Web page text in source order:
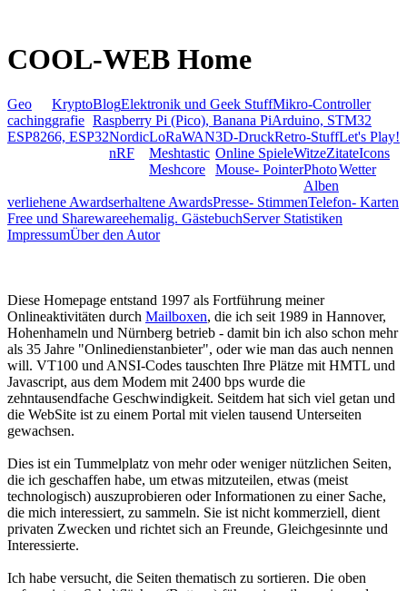
COOL-WEB Home
Geo
caching
Krypto
grafie
BlogElektronik und Geek StuffMikro-Controller
Raspberry Pi (Pico), Banana PiArduino, STM32
ESP8266, ESP32Nordic
nRF
LoRaWAN
Meshtastic
Meshcore
3D-DruckRetro-StuffLet's Play!
Online SpieleWitzeZitateIcons
Mouse- PointerPhoto
Alben
Wetter
verliehene Awardserhaltene AwardsPresse- StimmenTelefon- Karten
Free und Sharewareehemalig. GästebuchServer Statistiken
ImpressumÜber den Autor
Diese Homepage entstand 1997 als Fortführung meiner
Onlineaktivitäten durch Mailboxen, die ich seit 1989 in Hannover,
Hohenhameln und Nürnberg betrieb - damit bin ich also schon mehr
als 35 Jahre "Onlinedienstanbieter", oder wie man das auch nennen
will. VT100 und ANSI-Codes tauschten Ihre Plätze mit HMTL und
Javascript, aus dem Modem mit 2400 bps wurde die
zehntausendfache Geschwindigkeit. Seitdem hat sich viel getan und
die WebSite ist zu einem Portal mit vielen tausend Unterseiten
gewachsen.
Dies ist ein Tummelplatz von mehr oder weniger nützlichen Seiten,
die ich geschaffen habe, um etwas mitzuteilen, etwas (meist
technologisch) auszuprobieren oder Informationen zu einer Sache,
die mich interessiert, zu sammeln. Sie ist nicht kommerziell, dient
privaten Zwecken und richtet sich an Freunde, Gleichgesinnte und
Interessierte.
Ich habe versucht, die Seiten thematisch zu sortieren. Die oben